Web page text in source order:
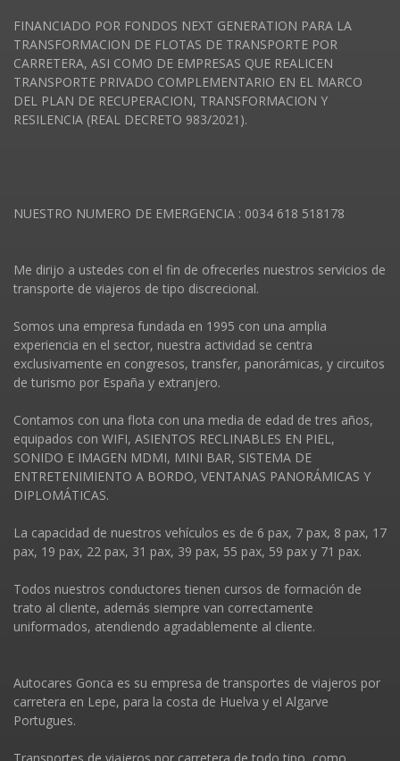
FINANCIADO POR FONDOS NEXT GENERATION PARA LA
TRANSFORMACION DE FLOTAS DE TRANSPORTE POR
CARRETERA, ASI COMO DE EMPRESAS QUE REALICEN
TRANSPORTE PRIVADO COMPLEMENTARIO EN EL MARCO
DEL PLAN DE RECUPERACION, TRANSFORMACION Y
RESILENCIA (REAL DECRETO 983/2021).
NUESTRO NUMERO DE EMERGENCIA : 0034 618 518178
Me dirijo a ustedes con el fin de ofrecerles nuestros servicios de
transporte de viajeros de tipo discrecional.
Somos una empresa fundada en 1995 con una amplia
experiencia en el sector, nuestra actividad se centra
exclusivamente en congresos, transfer, panorámicas, y circuitos
de turismo por España y extranjero.
Contamos con una flota con una media de edad de tres años,
equipados con WIFI, ASIENTOS RECLINABLES EN PIEL,
SONIDO E IMAGEN MDMI, MINI BAR, SISTEMA DE
ENTRETENIMIENTO A BORDO, VENTANAS PANORÁMICAS Y
DIPLOMÁTICAS.
La capacidad de nuestros vehí­culos es de 6 pax, 7 pax, 8 pax, 17
pax, 19 pax, 22 pax, 31 pax, 39 pax, 55 pax, 59 pax y 71 pax.
Todos nuestros conductores tienen cursos de formación de
trato al cliente, además siempre van correctamente
uniformados, atendiendo agradablemente al cliente.
Autocares Gonca es su empresa de transportes de viajeros por
carretera en Lepe, para la costa de Huelva y el Algarve
Portugues.
Transportes de viajeros por carretera de todo tipo, como